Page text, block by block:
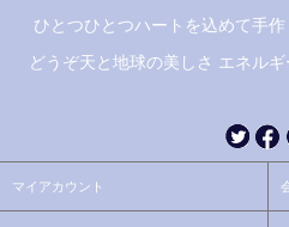
ひとつひとつハートを込めて手作
どうぞ天と地球の美しさ エネル
マイアカウント